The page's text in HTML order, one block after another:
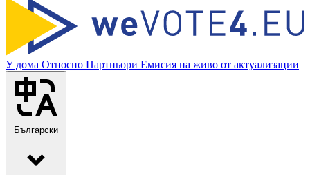
У дома Относно Партньори Емисия на живо от актуализации
Български